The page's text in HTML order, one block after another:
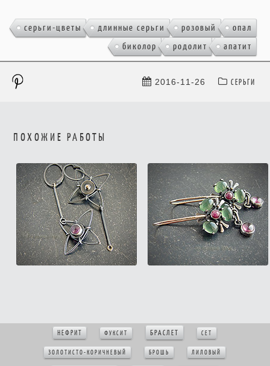
серьги-цветы , длинные серьги , розовый , опал
, биколор , родолит , апатит
2016-11-26 СЕРЬГИ
ПОХОЖИЕ РАБОТЫ
НЕФРИТ ФУКСИТ БРАСЛЕТ СЕТ
ЗОЛОТИСТО-КОРИЧНЕВЫЙ БРОШЬ ЛИЛОВЫЙ